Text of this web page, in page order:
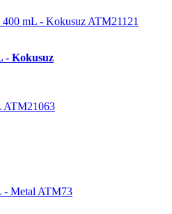
- Kokusuz